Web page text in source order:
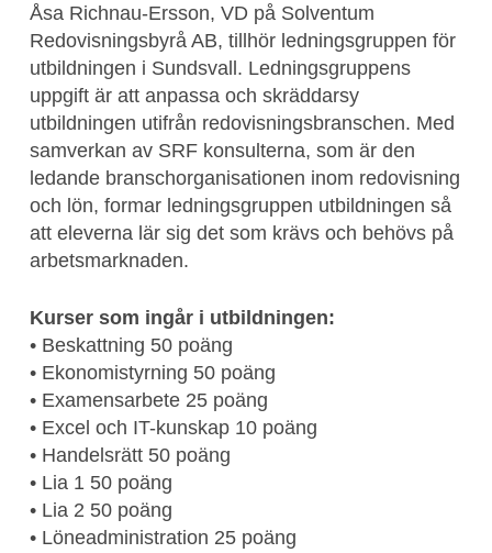
Åsa Richnau-Ersson, VD på Solventum
Redovisningsbyrå AB, tillhör ledningsgruppen för
utbildningen i Sundsvall. Ledningsgruppens
uppgift är att anpassa och skräddarsy
utbildningen utifrån redovisningsbranschen. Med
samverkan av SRF konsulterna, som är den
ledande branschorganisationen inom redovisning
och lön, formar ledningsgruppen utbildningen så
att eleverna lär sig det som krävs och behövs på
arbetsmarknaden.
Kurser som ingår i utbildningen:
• Beskattning 50 poäng
• Ekonomistyrning 50 poäng
• Examensarbete 25 poäng
• Excel och IT-kunskap 10 poäng
• Handelsrätt 50 poäng
• Lia 1 50 poäng
• Lia 2 50 poäng
• Löneadministration 25 poäng